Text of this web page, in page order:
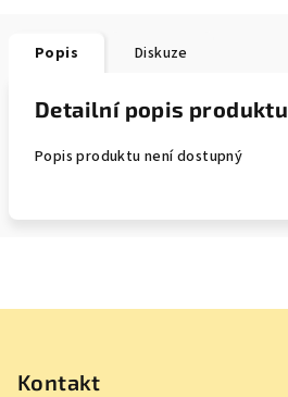
Popis Diskuze
Detailní popis produktu
Popis produktu není dostupný
Kontakt